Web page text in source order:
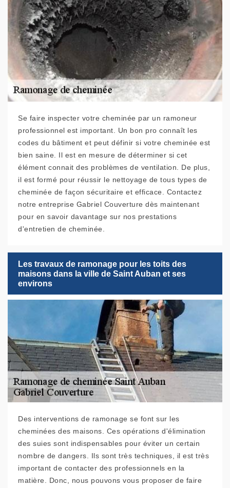
Se faire inspecter votre cheminée par un ramoneur
professionnel est important. Un bon pro connaît les
codes du bâtiment et peut définir si votre cheminée est
bien saine. Il est en mesure de déterminer si cet
élément connait des problèmes de ventilation. De plus,
il est formé pour réussir le nettoyage de tous types de
cheminée de façon sécuritaire et efficace. Contactez
notre entreprise Gabriel Couverture dès maintenant
pour en savoir davantage sur nos prestations
d'entretien de cheminée.
Les travaux de ramonage pour les toits des
maisons dans la ville de Saint Auban et ses
environs
Des interventions de ramonage se font sur les
cheminées des maisons. Ces opérations d'élimination
des suies sont indispensables pour éviter un certain
nombre de dangers. Ils sont très techniques, il est très
important de contacter des professionnels en la
matière. Donc, nous pouvons vous proposer de faire